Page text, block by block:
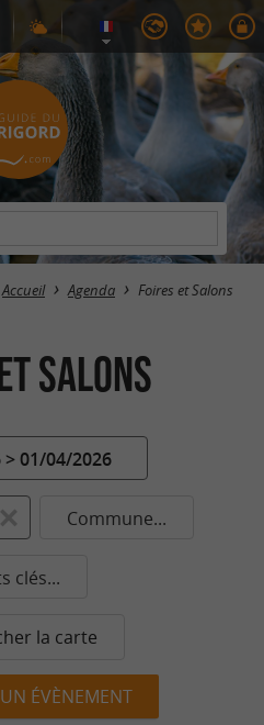
Accueil Agenda Foires et Salons
Salons
01/04/2026
Commune...
clés...
la carte
ÉVÈNEMENT